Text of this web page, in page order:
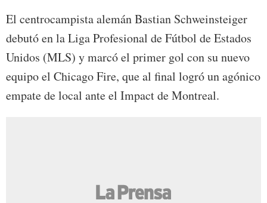
El centrocampista alemán Bastian Schweinsteiger
debutó en la Liga Profesional de Fútbol de Estados
Unidos (MLS) y marcó el primer gol con su nuevo
equipo el Chicago Fire, que al final logró un agónico
empate de local ante el Impact de Montreal.